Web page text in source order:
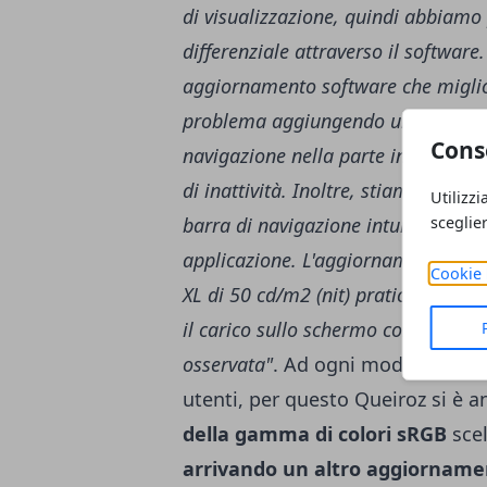
Cookie
di visualizzazione, quindi
differenziale attraverso il software.
aggiornamento software che
problema aggiungendo una nuova
navigazione nella parte inferiore
di inattività. Inoltre, stiamo
barra di navigazione intuitiva per
applicazione. L'aggiornamento
XL di 50 cd/m2 (nit) praticamente
il carico sullo schermo con una
osservata". Ad ogni modo, il
utenti, per questo Queiroz si è
della gamma di colori sRGB
arrivando un altro